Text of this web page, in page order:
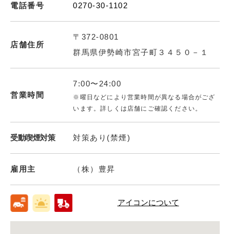
電話番号 0270-30-1102
店舗住所
〒372-0801
群馬県伊勢崎市宮子町３４５０－１
営業時間
7:00〜24:00
※曜日などにより営業時間が異なる場合がござ
います。詳しくは店舗にご確認ください。
受動喫煙対策 対策あり(禁煙)
雇用主 （株）豊昇
アイコンについて